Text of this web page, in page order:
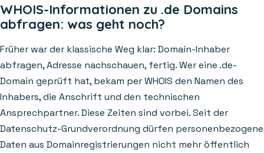
WHOIS-Informationen zu .de Domains
abfragen: was geht noch?
Früher war der klassische Weg klar: Domain-Inhaber
abfragen, Adresse nachschauen, fertig. Wer eine .de-
Domain geprüft hat, bekam per WHOIS den Namen des
Inhabers, die Anschrift und den technischen
Ansprechpartner. Diese Zeiten sind vorbei. Seit der
Datenschutz-Grundverordnung dürfen personenbezogene
Daten aus Domainregistrierungen nicht mehr öffentlich